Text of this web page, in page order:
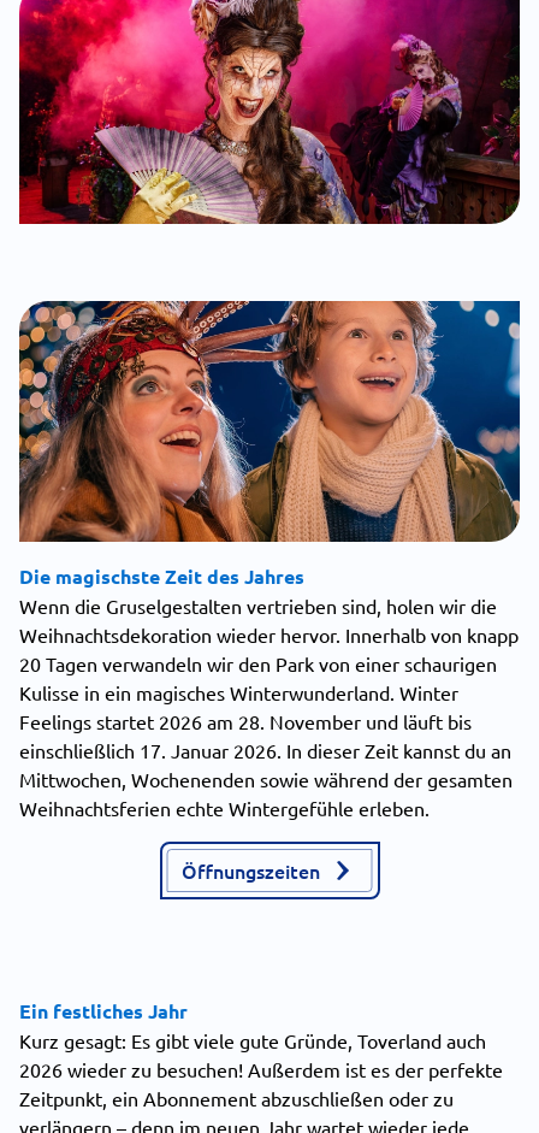
Die magischste Zeit des Jahres
Wenn die Gruselgestalten vertrieben sind, holen wir die
Weihnachtsdekoration wieder hervor. Innerhalb von knapp
20 Tagen verwandeln wir den Park von einer schaurigen
Kulisse in ein magisches Winterwunderland. Winter
Feelings startet 2026 am 28. November und läuft bis
einschließlich 17. Januar 2026. In dieser Zeit kannst du an
Mittwochen, Wochenenden sowie während der gesamten
Weihnachtsferien echte Wintergefühle erleben.
Öffnungszeiten
Ein festliches Jahr
Kurz gesagt: Es gibt viele gute Gründe, Toverland auch
2026 wieder zu besuchen! Außerdem ist es der perfekte
Zeitpunkt, ein Abonnement abzuschließen oder zu
verlängern – denn im neuen Jahr wartet wieder jede